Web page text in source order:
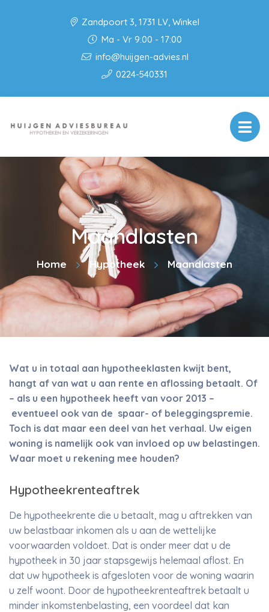
Zandpoort 3, 1731 LV, Winkel
Ma - Vr 9:00 - 17:00
info@huijgen-advies.nl
0224-540331
Maandlasten
Home Hypotheek Maandlasten
Wat u in totaal aan hypotheeklasten kwijt bent,
hangt af van wat u aan rente en aflossing betaalt. Of
– als u een hypotheek heeft van voor 2013 –
eventueel ook van de spaar- of beleggingspremie.
Toch is dat maar een deel van het verhaal. Uw eigen
woning is namelijk ook van invloed op uw belastingen.
Waar moet u rekening mee houden?
Hypotheekrenteaftrek
De hypotheekrente die u betaalt, mag u aftrekken van
uw belastbaar inkomen als u aan de wettelijke
voorwaarden voldoet. Dat is onder meer dat u de
hypotheek in 30 jaar stapsgewijs helemaal aflost. En
dat uw hypotheek is afgesloten voor de woning waarin
u zelf woont. Door de hypotheekrenteaftrek betaalt u
minder inkomstenbelasting, een voordeel dat kan